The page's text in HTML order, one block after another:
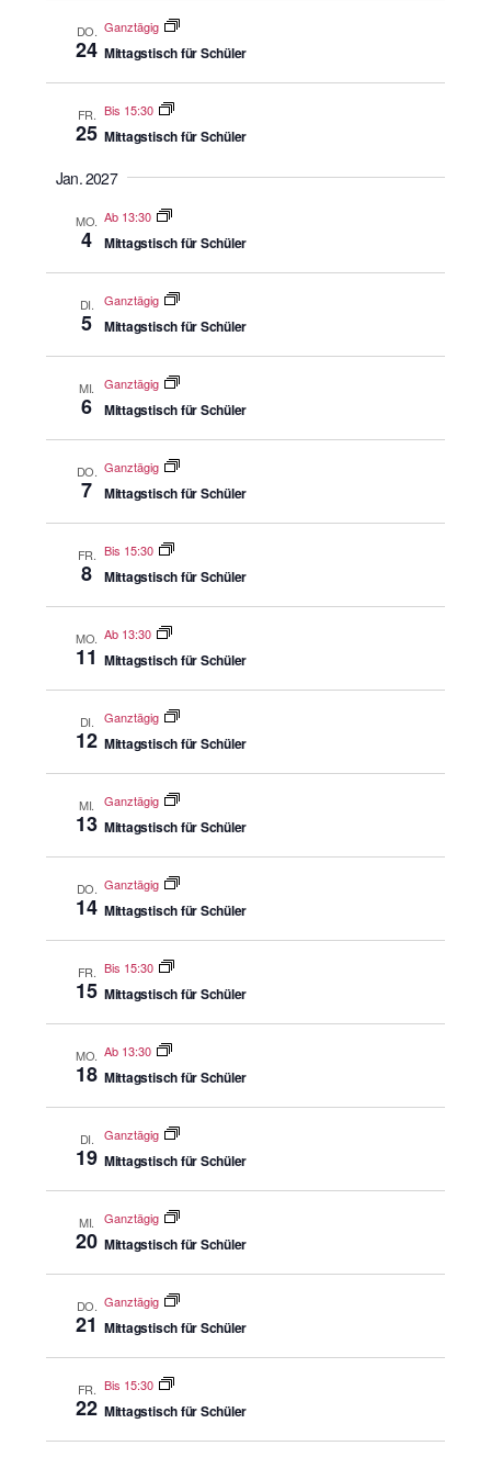
DO.
24
Ganztägig
Mittagstisch für Schüler
FR.
25
Bis 15:30
Mittagstisch für Schüler
Jan. 2027
MO.
4
Ab 13:30
Mittagstisch für Schüler
DI.
5
Ganztägig
Mittagstisch für Schüler
MI.
6
Ganztägig
Mittagstisch für Schüler
DO.
7
Ganztägig
Mittagstisch für Schüler
FR.
8
Bis 15:30
Mittagstisch für Schüler
MO.
11
Ab 13:30
Mittagstisch für Schüler
DI.
12
Ganztägig
Mittagstisch für Schüler
MI.
13
Ganztägig
Mittagstisch für Schüler
DO.
14
Ganztägig
Mittagstisch für Schüler
FR.
15
Bis 15:30
Mittagstisch für Schüler
MO.
18
Ab 13:30
Mittagstisch für Schüler
DI.
19
Ganztägig
Mittagstisch für Schüler
MI.
20
Ganztägig
Mittagstisch für Schüler
DO.
21
Ganztägig
Mittagstisch für Schüler
FR.
22
Bis 15:30
Mittagstisch für Schüler